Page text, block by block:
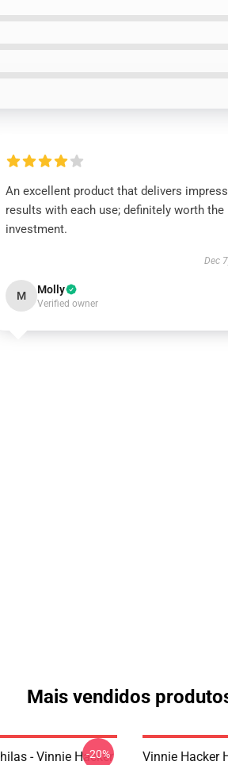
An excellent product that delivers
results with each use; definitely worth the
investment.
Dec
M Molly
Verified owner
Mais vendidos
- Vinnie Hacker
-20%
Vinnie Hacker